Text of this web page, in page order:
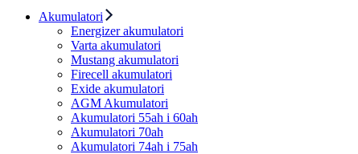
Akumulatori
Energizer akumulatori
Varta akumulatori
Mustang akumulatori
Firecell akumulatori
Exide akumulatori
AGM Akumulatori
Akumulatori 55ah i 60ah
Akumulatori 70ah
Akumulatori 74ah i 75ah